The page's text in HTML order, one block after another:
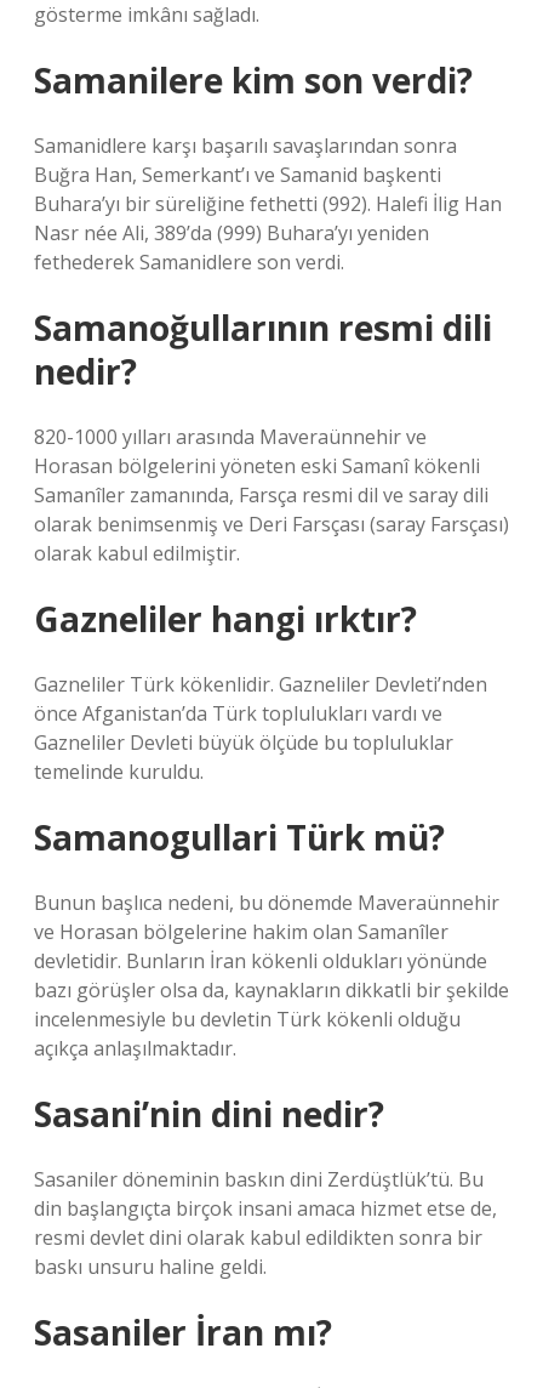
gösterme imkânı sağladı.
Samanilere kim son verdi?
Samanidlere karşı başarılı savaşlarından sonra
Buğra Han, Semerkant’ı ve Samanid başkenti
Buhara’yı bir süreliğine fethetti (992). Halefi İlig Han
Nasr née Ali, 389’da (999) Buhara’yı yeniden
fethederek Samanidlere son verdi.
Samanoğullarının resmi dili
nedir?
820-1000 yılları arasında Maveraünnehir ve
Horasan bölgelerini yöneten eski Samanî kökenli
Samanîler zamanında, Farsça resmi dil ve saray dili
olarak benimsenmiş ve Deri Farsçası (saray Farsçası)
olarak kabul edilmiştir.
Gazneliler hangi ırktır?
Gazneliler Türk kökenlidir. Gazneliler Devleti’nden
önce Afganistan’da Türk toplulukları vardı ve
Gazneliler Devleti büyük ölçüde bu topluluklar
temelinde kuruldu.
Samanogullari Türk mü?
Bunun başlıca nedeni, bu dönemde Maveraünnehir
ve Horasan bölgelerine hakim olan Samanîler
devletidir. Bunların İran kökenli oldukları yönünde
bazı görüşler olsa da, kaynakların dikkatli bir şekilde
incelenmesiyle bu devletin Türk kökenli olduğu
açıkça anlaşılmaktadır.
Sasani’nin dini nedir?
Sasaniler döneminin baskın dini Zerdüştlük’tü. Bu
din başlangıçta birçok insani amaca hizmet etse de,
resmi devlet dini olarak kabul edildikten sonra bir
baskı unsuru haline geldi.
Sasaniler İran mı?